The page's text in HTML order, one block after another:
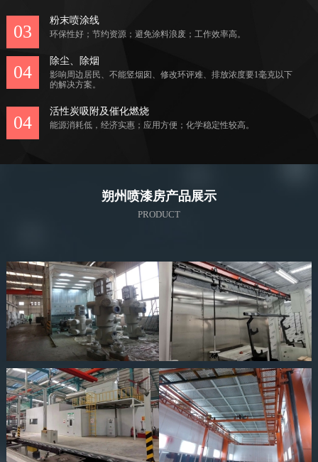
03
粉末喷涂线
环保性好；节约资源；避免涂料浪废；工作效率高。
04
除尘、除烟
影响周边居民、不能竖烟囱、修改环评难、排放浓度要1毫克以下
的解决方案。
04
活性炭吸附及催化燃烧
能源消耗低，经济实惠；应用方便；化学稳定性较高。
朔州喷漆房产品展示
PRODUCT